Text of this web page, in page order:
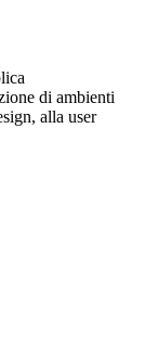
di ambienti
alla user